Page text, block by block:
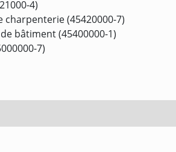
4)
(45420000-7)
bâtiment (45400000-1)
7)